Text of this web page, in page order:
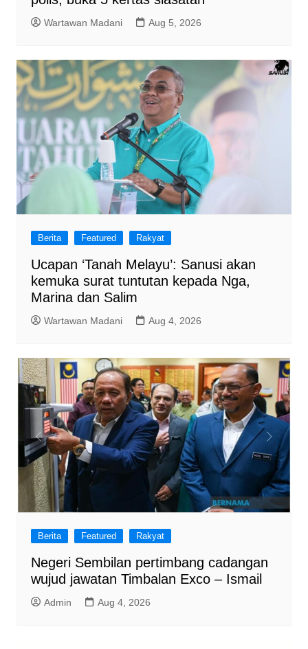
Wartawan Madani Aug 5, 2026
Berita Featured Rakyat
Ucapan ‘Tanah Melayu’: Sanusi akan
kemuka surat tuntutan kepada Nga,
Marina dan Salim
Wartawan Madani Aug 4, 2026
Berita Featured Rakyat
Negeri Sembilan pertimbang cadangan
wujud jawatan Timbalan Exco – Ismail
Admin Aug 4, 2026